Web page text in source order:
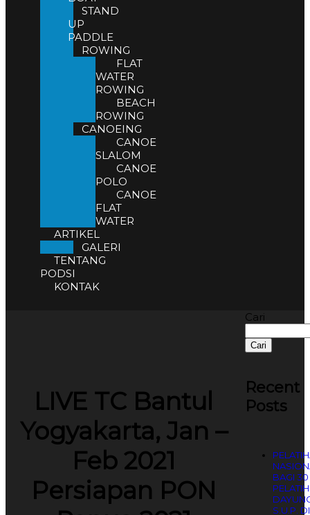
STAND
UP
PADDLE
ROWING
FLAT
WATER
ROWING
BEACH
ROWING
CANOEING
CANOE
SLALOM
CANOE
POLO
CANOE
FLAT
WATER
ARTIKEL
GALERI
TENTANG
PODSI
KONTAK
LIVE TC Bantul
Yogyakarta, Jan –
Feb 2021
Persiapan PON
Cari
Cari
Recent
Posts
BAGI 30
PELATIH
S.U.P. DI